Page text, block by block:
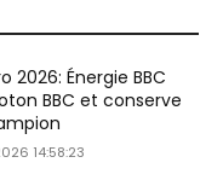
2026: Énergie BBC
BBC et conserve
14:58:23